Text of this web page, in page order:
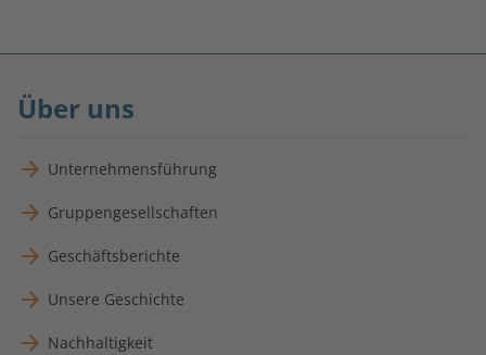
Über uns
Unternehmensführung
Gruppengesellschaften
Geschäftsberichte
Unsere Geschichte
Nachhaltigkeit